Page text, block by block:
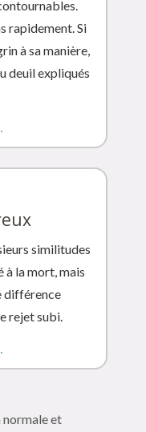
rapidement. Si
à sa manière,
deuil expliqués
similitudes
à la mort, mais
différence
rejet subi.
normale et